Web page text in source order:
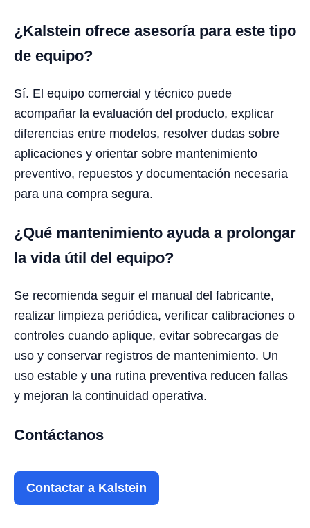
¿Kalstein ofrece asesoría para este tipo
de equipo?
Sí. El equipo comercial y técnico puede
acompañar la evaluación del producto, explicar
diferencias entre modelos, resolver dudas sobre
aplicaciones y orientar sobre mantenimiento
preventivo, repuestos y documentación necesaria
para una compra segura.
¿Qué mantenimiento ayuda a prolongar
la vida útil del equipo?
Se recomienda seguir el manual del fabricante,
realizar limpieza periódica, verificar calibraciones o
controles cuando aplique, evitar sobrecargas de
uso y conservar registros de mantenimiento. Un
uso estable y una rutina preventiva reducen fallas
y mejoran la continuidad operativa.
Contáctanos
Contactar a Kalstein